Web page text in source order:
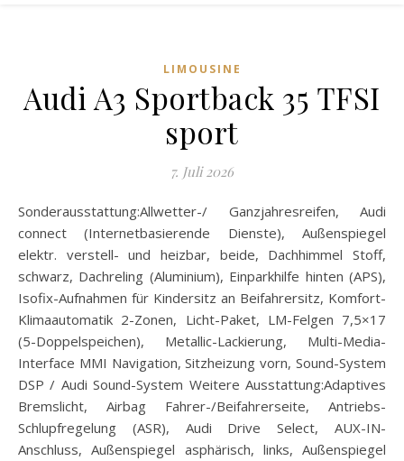
LIMOUSINE
Audi A3 Sportback 35 TFSI
sport
7. Juli 2026
Sonderausstattung:Allwetter-/ Ganzjahresreifen, Audi
connect (Internetbasierende Dienste), Außenspiegel
elektr. verstell- und heizbar, beide, Dachhimmel Stoff,
schwarz, Dachreling (Aluminium), Einparkhilfe hinten (APS),
Isofix-Aufnahmen für Kindersitz an Beifahrersitz, Komfort-
Klimaautomatik 2-Zonen, Licht-Paket, LM-Felgen 7,5×17
(5-Doppelspeichen), Metallic-Lackierung, Multi-Media-
Interface MMI Navigation, Sitzheizung vorn, Sound-System
DSP / Audi Sound-System Weitere Ausstattung:Adaptives
Bremslicht, Airbag Fahrer-/Beifahrerseite, Antriebs-
Schlupfregelung (ASR), Audi Drive Select, AUX-IN-
Anschluss, Außenspiegel asphärisch, links, Außenspiegel